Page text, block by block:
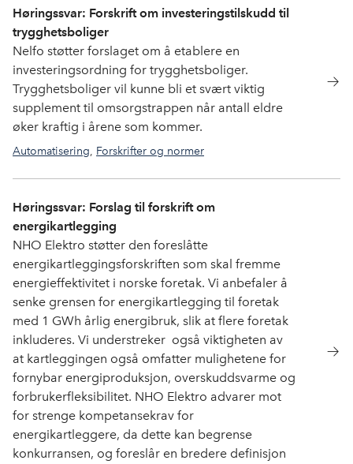
Høringssvar: Forskrift om investeringstilskudd til
trygghetsboliger
Nelfo støtter forslaget om å etablere en
investeringsordning for trygghetsboliger.
Trygghetsboliger vil kunne bli et svært viktig
supplement til omsorgstrappen når antall eldre
øker kraftig i årene som kommer.
Automatisering, Forskrifter og normer
Høringssvar: Forslag til forskrift om
energikartlegging
NHO Elektro støtter den foreslåtte
energikartleggingsforskriften som skal fremme
energieffektivitet i norske foretak. Vi anbefaler å
senke grensen for energikartlegging til foretak
med 1 GWh årlig energibruk, slik at flere foretak
inkluderes. Vi understreker også viktigheten av
at kartleggingen også omfatter mulighetene for
fornybar energiproduksjon, overskuddsvarme og
forbrukerfleksibilitet. NHO Elektro advarer mot
for strenge kompetansekrav for
energikartleggere, da dette kan begrense
konkurransen, og foreslår en bredere definisjon